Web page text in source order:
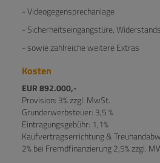
- Videogegensprechanlage
- Sicherheitseingangstüre,
- sowie zahlreiche weitere Extras
Kosten
EUR 892.000,-
Provision: 3% zzgl. MwSt.
Grunderwerbsteuer: 3,5 %
Eintragungsgebühr: 1,1%
Kaufvertragserrichtung &
2% bei Fremdfinanzierung 2,5% zzgl.